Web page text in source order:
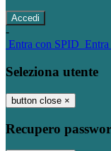
-
Entra con SPID
Seleziona utente
button close ×
Recupero